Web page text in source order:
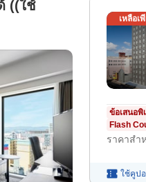
((ใช้
เหลือเ
ข้อเสนอพิ
Flash
ราคาสำ
ใช้คูป